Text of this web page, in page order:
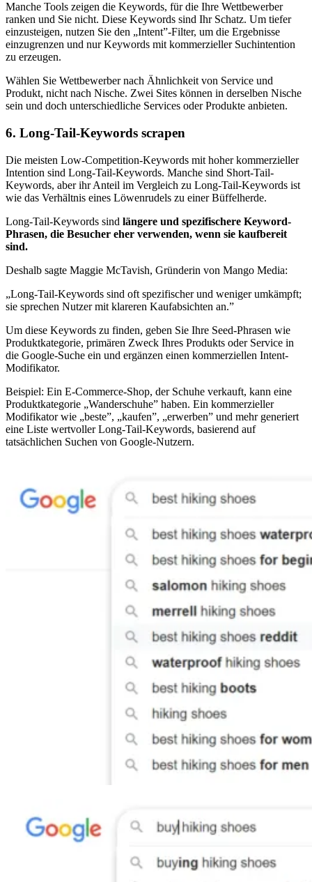
Manche Tools zeigen die Keywords, für die Ihre Wettbewerber
ranken und Sie nicht. Diese Keywords sind Ihr Schatz. Um tiefer
einzusteigen, nutzen Sie den „Intent”-Filter, um die Ergebnisse
einzugrenzen und nur Keywords mit kommerzieller Suchintention
zu erzeugen.
Wählen Sie Wettbewerber nach Ähnlichkeit von Service und
Produkt, nicht nach Nische. Zwei Sites können in derselben Nische
sein und doch unterschiedliche Services oder Produkte anbieten.
6. Long-Tail-Keywords scrapen
Die meisten Low-Competition-Keywords mit hoher kommerzieller
Intention sind Long-Tail-Keywords. Manche sind Short-Tail-
Keywords, aber ihr Anteil im Vergleich zu Long-Tail-Keywords ist
wie das Verhältnis eines Löwenrudels zu einer Büffelherde.
Long-Tail-Keywords sind längere und spezifischere Keyword-
Phrasen, die Besucher eher verwenden, wenn sie kaufbereit
sind.
Deshalb sagte Maggie McTavish, Gründerin von Mango Media:
„Long-Tail-Keywords sind oft spezifischer und weniger umkämpft;
sie sprechen Nutzer mit klareren Kaufabsichten an.”
Um diese Keywords zu finden, geben Sie Ihre Seed-Phrasen wie
Produktkategorie, primären Zweck Ihres Produkts oder Service in
die Google-Suche ein und ergänzen einen kommerziellen Intent-
Modifikator.
Beispiel: Ein E-Commerce-Shop, der Schuhe verkauft, kann eine
Produktkategorie „Wanderschuhe” haben. Ein kommerzieller
Modifikator wie „beste”, „kaufen”, „erwerben” und mehr generiert
eine Liste wertvoller Long-Tail-Keywords, basierend auf
tatsächlichen Suchen von Google-Nutzern.